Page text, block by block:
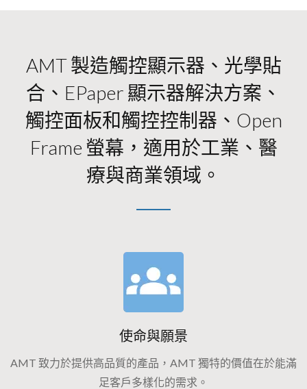
AMT 製造觸控顯示器、光學貼
合、ePaper 顯示器解決方案、
觸控面板和觸控控制器、Open
Frame 螢幕，適用於工業、醫
療與商業領域。
使命與願景
AMT 致力於提供高品質的產品，AMT 獨特的價值在於能滿
足客戶多樣化的需求。